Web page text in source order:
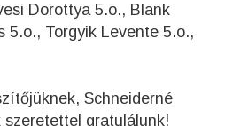
Dorottya 5.o., Blank
5.o., Torgyik Levente 5.o.,
Schneiderné
gratulálunk!